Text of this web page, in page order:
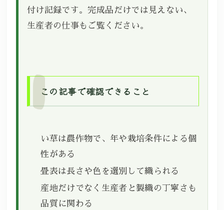
付け記録です。完成品だけでは見えない、
生産者の仕事もご覧ください。
この記事で確認できること
い草は農作物で、年や栽培条件による個
性がある
畳表は長さや色を選別して織られる
産地だけでなく生産者と製織の丁寧さも
品質に関わる